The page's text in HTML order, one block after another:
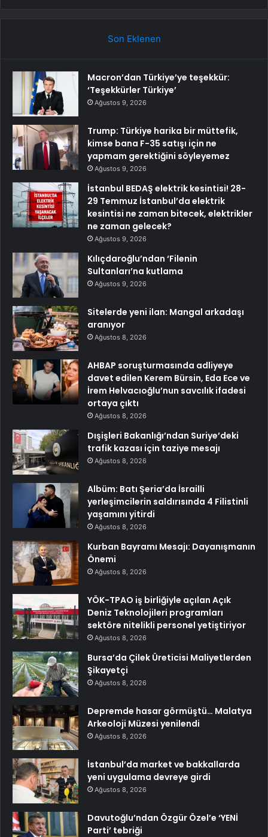
Son Eklenen
Macron’dan Türkiye’ye teşekkür:
‘Teşekkürler Türkiye’
Ağustos 9, 2026
Trump: Türkiye harika bir müttefik,
kimse bana F-35 satışı için ne
yapmam gerektiğini söyleyemez
Ağustos 9, 2026
İstanbul BEDAŞ elektrik kesintisi! 28-
29 Temmuz İstanbul’da elektrik
kesintisi ne zaman bitecek, elektrikler
ne zaman gelecek?
Ağustos 9, 2026
Kılıçdaroğlu’ndan ‘Filenin
Sultanları’na kutlama
Ağustos 9, 2026
Sitelerde yeni ilan: Mangal arkadaşı
aranıyor
Ağustos 8, 2026
AHBAP soruşturmasında adliyeye
davet edilen Kerem Bürsin, Eda Ece ve
İrem Helvacıoğlu’nun savcılık ifadesi
ortaya çıktı
Ağustos 8, 2026
Dışişleri Bakanlığı’ndan Suriye’deki
trafik kazası için taziye mesajı
Ağustos 8, 2026
Albüm: Batı Şeria’da İsrailli
yerleşimcilerin saldırısında 4 Filistinli
yaşamını yitirdi
Ağustos 8, 2026
Kurban Bayramı Mesajı: Dayanışmanın
Önemi
Ağustos 8, 2026
YÖK-TPAO iş birliğiyle açılan Açık
Deniz Teknolojileri programları
sektöre nitelikli personel yetiştiriyor
Ağustos 8, 2026
Bursa’da Çilek Üreticisi Maliyetlerden
Şikayetçi
Ağustos 8, 2026
Depremde hasar görmüştü… Malatya
Arkeoloji Müzesi yenilendi
Ağustos 8, 2026
İstanbul’da market ve bakkallarda
yeni uygulama devreye girdi
Ağustos 8, 2026
Davutoğlu’ndan Özgür Özel’e ‘YENİ
Parti’ tebriği